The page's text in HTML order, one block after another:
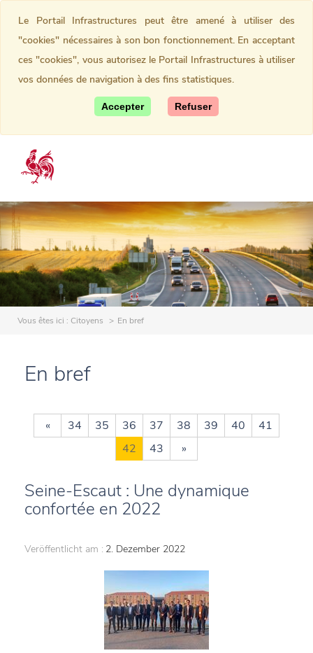
Vous êtes ici : Citoyens En bref
En bref
« 34 35 36 37 38 39 40
41
42
43 »
Seine-Escaut : Une dynamique
confortée en 2022
Veröffentlicht am : 2. Dezember 2022
Le Portail Infrastructures peut être amené à utiliser des
"cookies" nécessaires à son bon fonctionnement. En acceptant
ces "cookies", vous autorisez le Portail Infrastructures à utiliser
vos données de navigation à des fins statistiques.
Accepter Refuser